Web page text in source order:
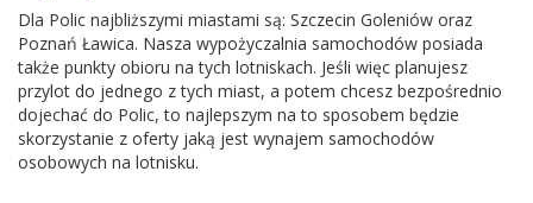
Dla Polic najbliższymi miastami są: Szczecin Goleniów oraz
Poznań Ławica. Nasza wypożyczalnia samochodów posiada
także punkty obioru na tych lotniskach. Jeśli więc planujesz
przylot do jednego z tych miast, a potem chcesz bezpośrednio
dojechać do Polic, to najlepszym na to sposobem będzie
skorzystanie z oferty jaką jest wynajem samochodów
osobowych na lotnisku.